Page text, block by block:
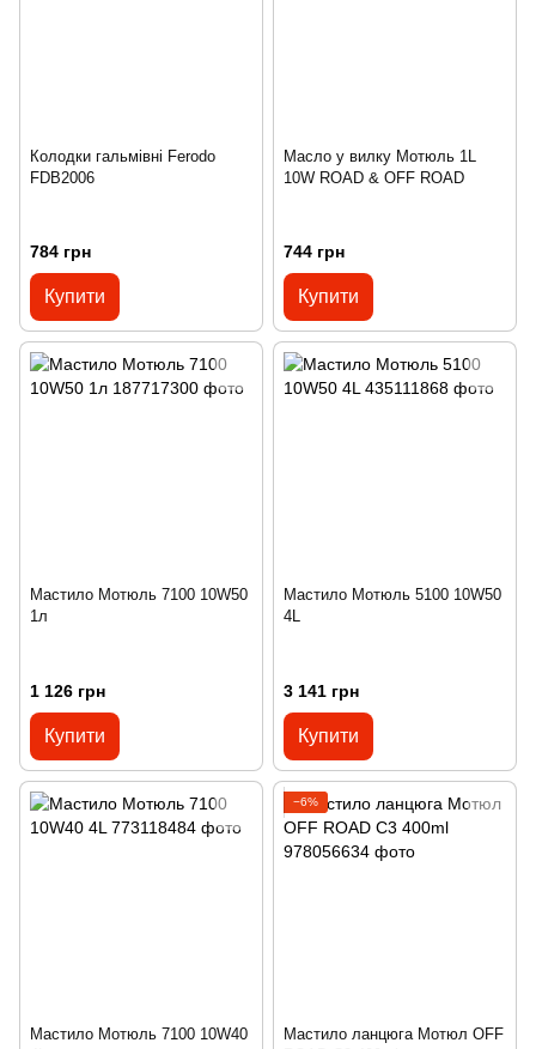
Колодки гальмівні Ferodo
FDB2006
784 грн
Купити
Масло у вилку Мотюль 1L
10W ROAD & OFF ROAD
744 грн
Купити
Мастило Мотюль 7100 10W50
1л
1 126 грн
Купити
Мастило Мотюль 5100 10W50
4L
3 141 грн
Купити
Мастило Мотюль 7100 10W40
−6%
Мастило ланцюга Мотюл OFF